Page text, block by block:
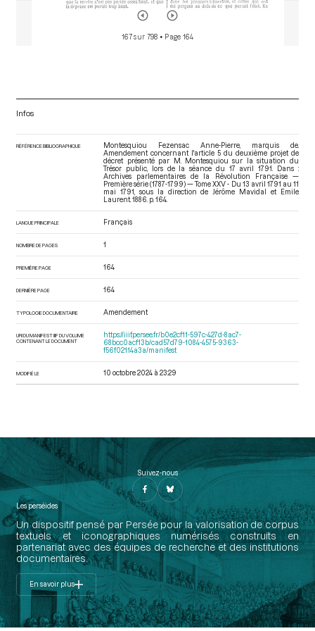
167 sur 798 • Page 164
Infos
RÉFÉRENCE BIBLIOGRAPHIQUE
Montesquiou Fezensac Anne-Pierre, marquis de.
Amendement concernant l'article 5 du deuxième projet de
décret présenté par M. Montesquiou sur la situation du
Trésor public, lors de la séance du 17 avril 1791. Dans :
Archives parlementaires de la Révolution Française —
Première série (1787-1799) — Tome XXV - Du 13 avril 1791 au 11
mai 1791
, sous la direction de Jérôme Mavidal et Emile
Laurent. 1886. p. 164.
LANGUE PRINCIPALE Français
NOMBRE DE PAGES 1
PREMIÈRE PAGE 164
DERNIÈRE PAGE 164
TYPOLOGIE DOCUMENTAIRE Amendement
URI DU MANIFEST IIIF DU VOLUME
CONTENANT LE DOCUMENT
https://iiif.persee.fr/b0e2cf11-597c-427d-8ac7-
68bcc0acf13b/cad57d79-1084-4575-9363-
f56f02114a3a/manifest
MODIFIÉ LE 10 octobre 2024 à 23:29
Suivez-nous
Les perséides
Un dispositif pensé par Persée pour la valorisation de corpus
textuels et iconographiques numérisés construits en
partenariat avec des équipes de recherche et des institutions
documentaires.
En savoir plus